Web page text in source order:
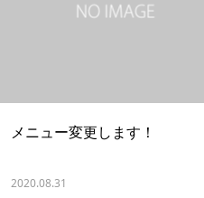
メニュー変更します！
2020.08.31